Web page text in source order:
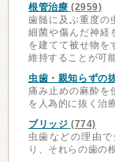
根管治療 (2959)
歯髄に及ぶ重度の
細菌や傷んだ神経
を建てて被せ物を
維持することが可
虫歯・親知らずの
痛み止めの麻酔を
を人為的に抜く治療
ブリッジ (774)
虫歯などの理由
り、それらの歯の